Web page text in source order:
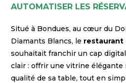
AUTOMATISER LES
Situé à Bondues, au cœur du
Diamants Blancs, le restaurant
souhaitait franchir un cap
clair : offrir une vitrine élégante
qualité de sa table, tout en